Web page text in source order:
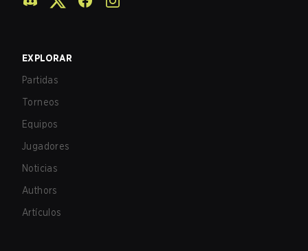
EXPLORAR
Partidas
Torneos
Equipos
Jugadores
Noticias
Authors
Artículos